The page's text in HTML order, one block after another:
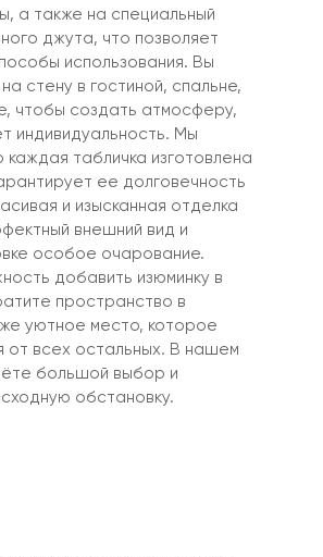
а также на специальный
джута, что позволяет
использования. Вы
стену в гостиной, спальне,
чтобы создать атмосферу,
индивидуальность. Мы
каждая табличка изготовлена
ее долговечность
и изысканная отделка
внешний вид и
особое очарование.
добавить изюминку в
пространство в
уютное место, которое
от всех остальных. В нашем
большой выбор и
обстановку.